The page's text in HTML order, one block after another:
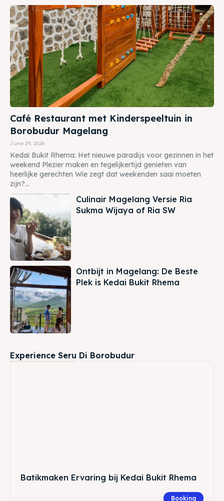
Café Restaurant met Kinderspeeltuin in
Borobudur Magelang
June 29, 2026
Kedai Bukit Rhema: Het nieuwe paradijs voor gezinnen in het
weekend Plezier maken en tegelijkertijd genieten van
heerlijke gerechten Wie zegt dat weekenden saai moeten
zijn?...
Culinair Magelang Versie Ria
Sukma Wijaya of Ria SW
Ontbijt in Magelang: De Beste
Plek is Kedai Bukit Rhema
Experience Seru Di Borobudur
Batikmaken Ervaring bij Kedai Bukit Rhema
Booking